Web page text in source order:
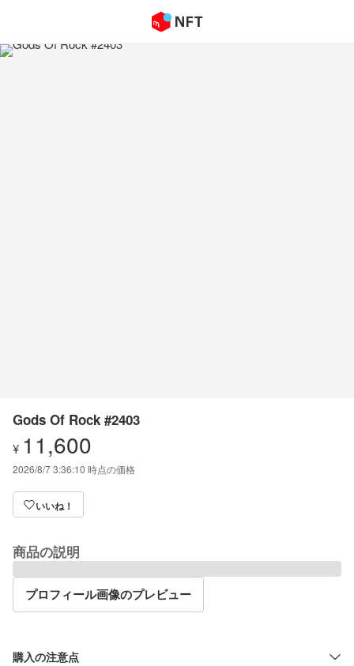
Gods Of Rock #2403
¥ 11,600
2026/8/7 3:36:10 時点の価格
いいね！
商品の説明
プロフィール画像のプレビュー
購入の注意点